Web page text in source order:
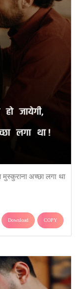
मुस्कुराना अच्छा लगा था
Download COPY